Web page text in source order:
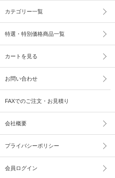
カテゴリー一覧
特選・特別価格商品一覧
カートを見る
お問い合わせ
FAXでのご注文・お見積り
会社概要
プライバシーポリシー
会員ログイン